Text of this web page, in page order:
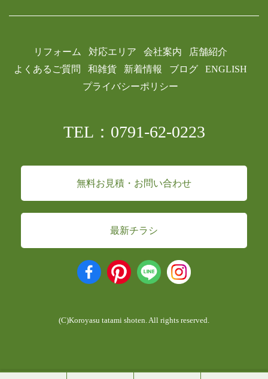
リフォーム 対応エリア 会社案内
店舗紹介
よくあるご質問
和雑貨 新着情報 ブログ
ENGLISH
プライバシーポリシー
TEL：0791-62-0223
無料お見積・お問い合わせ
最新チラシ
(C)Koroyasu tatami shoten. All rights reserved.